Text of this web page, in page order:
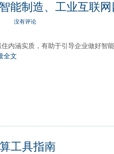
能制造、工业互联
没有评论
内涵实质，有助于引导企业做好智
全文
工具指南